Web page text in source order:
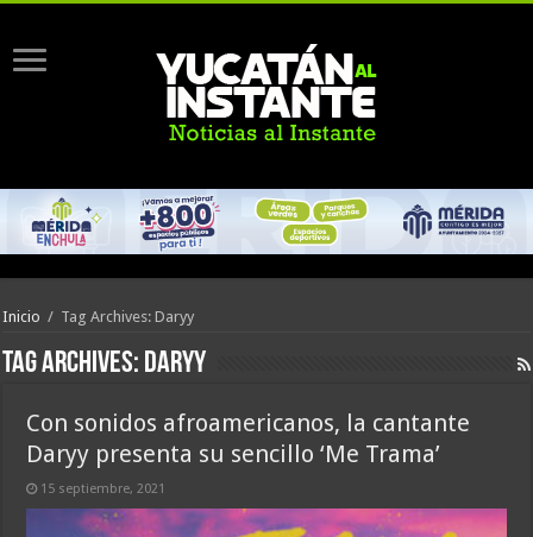
Inicio / Tag Archives: Daryy
Tag Archives: Daryy
Con sonidos afroamericanos, la cantante
Daryy presenta su sencillo ‘Me Trama’
15 septiembre, 2021